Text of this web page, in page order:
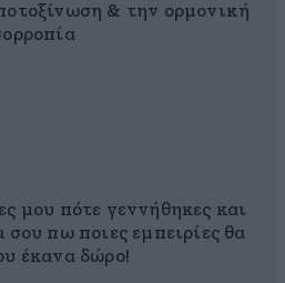
& την ορμονική
μου πότε γεννήθηκες και
σου πω ποιες εμπειρίες θα
έκανα δώρο!